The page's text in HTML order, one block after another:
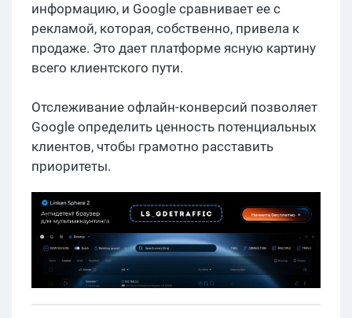
информацию, и Google сравнивает ее с
рекламой, которая, собственно, привела к
продаже. Это дает платформе ясную картину
всего клиентского пути.
Отслеживание офлайн-конверсий позволяет
Google определить ценность потенциальных
клиентов, чтобы грамотно расставить
приоритеты.